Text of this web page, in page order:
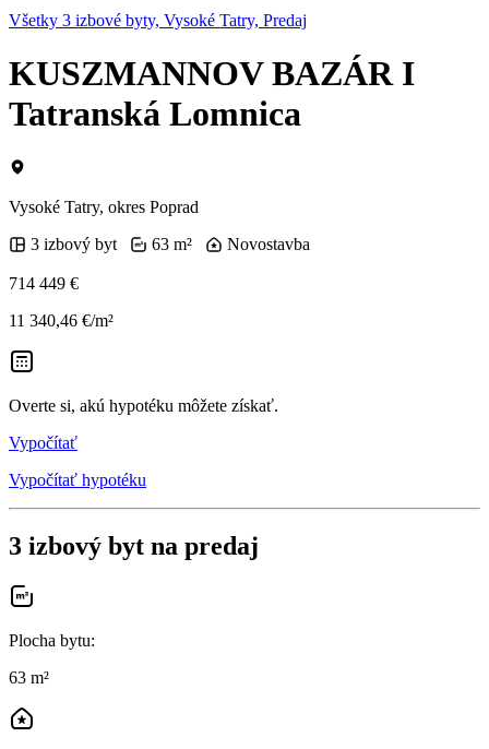
Všetky 3 izbové byty, Vysoké Tatry, Predaj
KUSZMANNOV BAZÁR I
Tatranská Lomnica
Vysoké Tatry, okres Poprad
3 izbový byt
63 m² Novostavba
714 449 €
11 340,46 €/m²
Overte si, akú hypotéku môžete získať.
Vypočítať
Vypočítať hypotéku
3 izbový byt na predaj
Plocha bytu:
63 m²